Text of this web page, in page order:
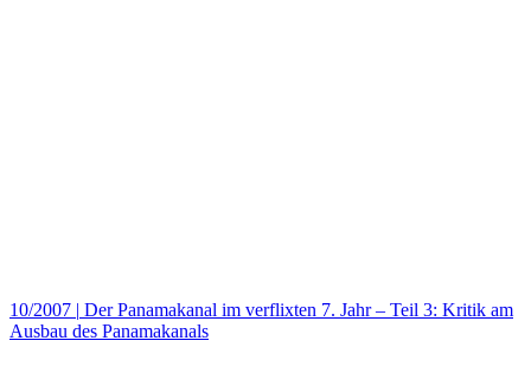
10/2007 | Der Panamakanal im verflixten 7. Jahr – Teil 3: Kritik am
Ausbau des Panamakanals